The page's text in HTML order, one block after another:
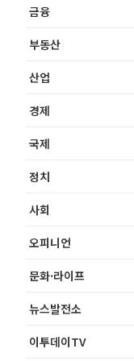
금융
부동산
산업
경제
국제
정치
사회
오피니언
문화·라이프
뉴스발전소
이투데이TV